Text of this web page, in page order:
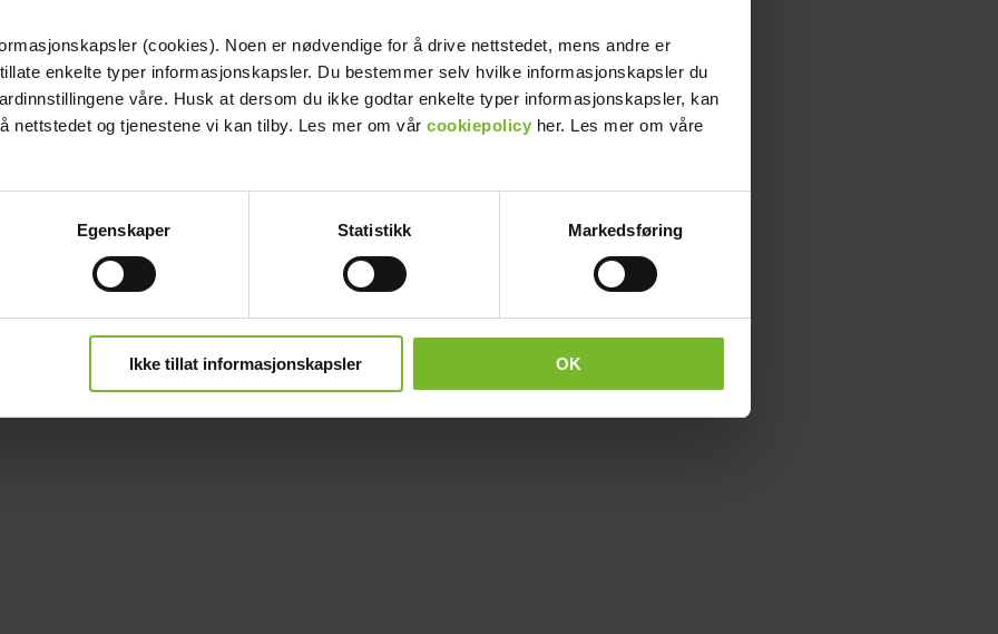
(cookies). Noen er nødvendige for å drive nettstedet, mens andre er
enkelte typer informasjonskapsler. Du bestemmer selv hvilke informasjonskapsler du
våre. Husk at dersom du ikke godtar enkelte typer informasjonskapsler, kan
nettstedet og tjenestene vi kan tilby. Les mer om vår cookiepolicy her. Les mer om våre
Egenskaper Statistikk Markedsføring
Ikke tillat informasjonskapsler OK